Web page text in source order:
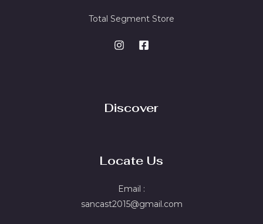
Total Segment Store
Discover
Locate Us
Email :
sancast2015@gmail.com